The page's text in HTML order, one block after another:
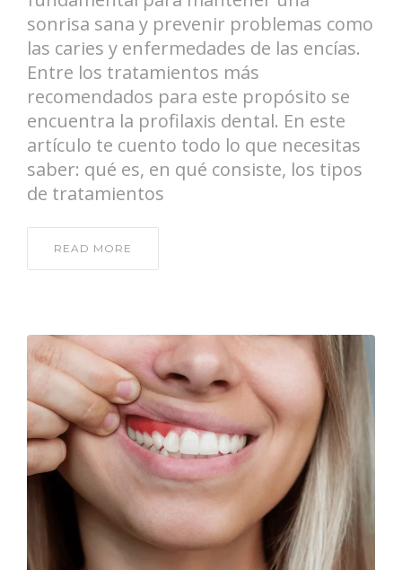
sonrisa sana y prevenir problemas como
las caries y enfermedades de las encías.
Entre los tratamientos más
recomendados para este propósito se
encuentra la profilaxis dental. En este
artículo te cuento todo lo que necesitas
saber: qué es, en qué consiste, los tipos
de tratamientos
READ MORE